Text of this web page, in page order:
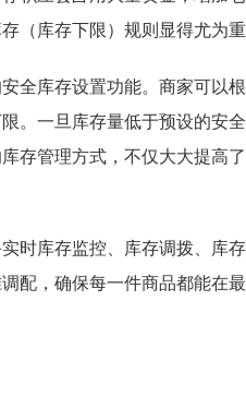
（库存下限）规则显得尤为重
全库存设置功能。商家可以
。一旦库存量低于预设的安
存管理方式，不仅大大提高
时库存监控、库存调拨、库
配，确保每一件商品都能在